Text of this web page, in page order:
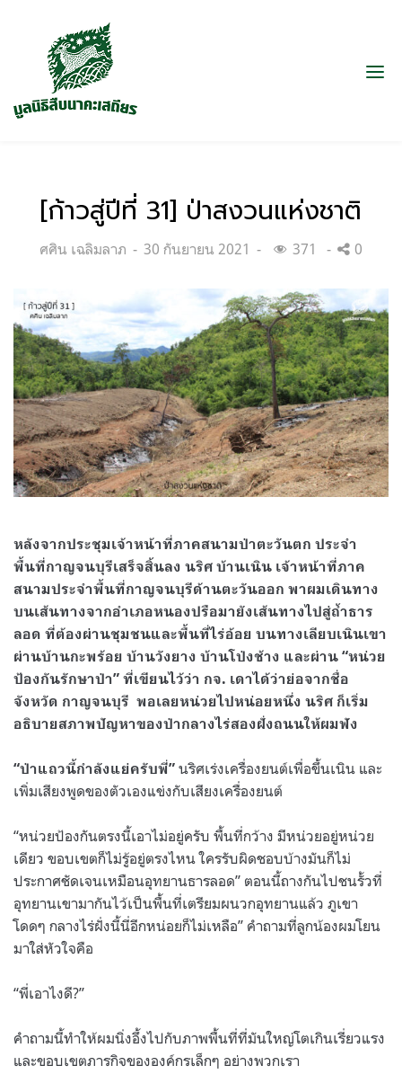
[ก้าวสู่ปีที่ 31] ป่าสงวนแห่งชาติ
Categories:
ศศิน เฉลิมลาภ
Posted
30 กันยายน 2021 371 0
หลังจากประชุมเจ้าหน้าที่ภาคสนามป่าตะวันตก ประจำ
พื้นที่กาญจนบุรีเสร็จสิ้นลง นริศ บ้านเนิน เจ้าหน้าที่ภาค
สนามประจำพื้นที่กาญจนบุรีด้านตะวันออก พาผมเดินทาง
บนเส้นทางจากอำเภอหนองปรือมายังเส้นทางไปสู่ถ้ำธาร
ลอด ที่ต้องผ่านชุมชนและพื้นที่ไร่อ้อย บนทางเลียบเนินเขา
ผ่านบ้านกะพร้อย บ้านวังยาง บ้านโป่งช้าง และผ่าน “หน่วย
ป้องกันรักษาป่า” ที่เขียนไว้ว่า กจ. เดาได้ว่าย่อจากชื่อ
จังหวัด กาญจนบุรี พอเลยหน่วยไปหน่อยหนึ่ง นริศ ก็เริ่ม
อธิบายสภาพปัญหาของป่ากลางไร่สองฝั่งถนนให้ผมฟัง
“ป่าแถวนี้กำลังแย่ครับพี่” นริศเร่งเครื่องยนต์เพื่อขึ้นเนิน และ
เพิ่มเสียงพูดของตัวเองแข่งกับเสียงเครื่องยนต์
“หน่วยป้องกันตรงนี้เอาไม่อยู่ครับ พื้นที่กว้าง มีหน่วยอยู่หน่วย
เดียว ขอบเขตก็ไม่รู้อยู่ตรงไหน ใครรับผิดชอบบ้างมันก็ไม่
ประกาศชัดเจนเหมือนอุทยานธารลอด” ตอนนี้ถางกันไปชนรั้วที่
อุทยานเขามากันไว้เป็นพื้นที่เตรียมผนวกอุทยานแล้ว ภูเขา
โดดๆ กลางไร่ฝั่งนี้นี่อีกหน่อยก็ไม่เหลือ” คำถามที่ลูกน้องผมโยน
มาใส่หัวใจคือ
“พี่เอาไงดี?”
คำถามนี้ทำให้ผมนิ่งอึ้งไปกับภาพพื้นที่ที่มันใหญ่โตเกินเรี่ยวแรง
และขอบเขตภารกิจขององค์กรเล็กๆ อย่างพวกเรา